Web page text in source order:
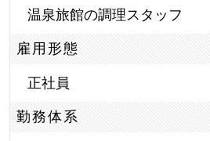
温泉旅館の調理スタッフ
雇用形態
正社員
勤務体系